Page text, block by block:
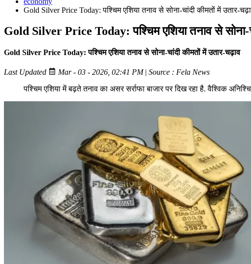
Gold Silver Price Today: पश्चिम एशिया तनाव से सोना-चांदी कीमतों में उतार-
Gold Silver Price Today: पश्चिम एशिया तनाव से सोना-
Gold Silver Price Today: पश्चिम एशिया तनाव से सोना-चांदी कीमतों में उतार-चढ़ाव
Last Updated Mar - 03 - 2026, 02:41 PM| Source : Fela News
पश्चिम एशिया में बढ़ते तनाव का असर सर्राफा बाजार पर दिख रहा है. वैश्विक